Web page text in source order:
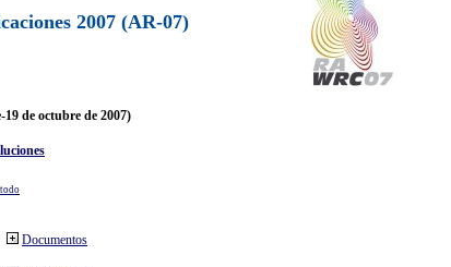
2007 (AR-07)
de octubre de 2007)
Documentos